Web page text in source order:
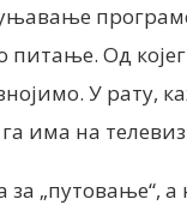
питање. Од
У рату,
има на
„путовање“, а